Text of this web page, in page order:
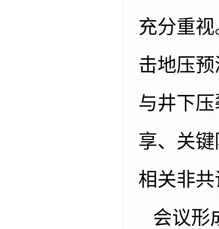
充分重
击地压
与井下
享、关
相关非
会议形成一致共识，深部开采动力灾